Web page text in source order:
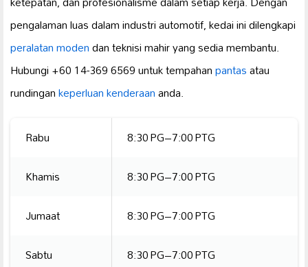
pengalaman luas dalam industri automotif, kedai ini dilengkapi
peralatan modendan teknisi mahir yang sedia membantu.
Hubungi +60 14-369 6569 untuk tempahanpantasatau
rundingankeperluan kenderaananda.
Rabu
8:30 PG–7:00 PTG
Khamis
8:30 PG–7:00 PTG
Jumaat
8:30 PG–7:00 PTG
Sabtu
8:30 PG–7:00 PTG